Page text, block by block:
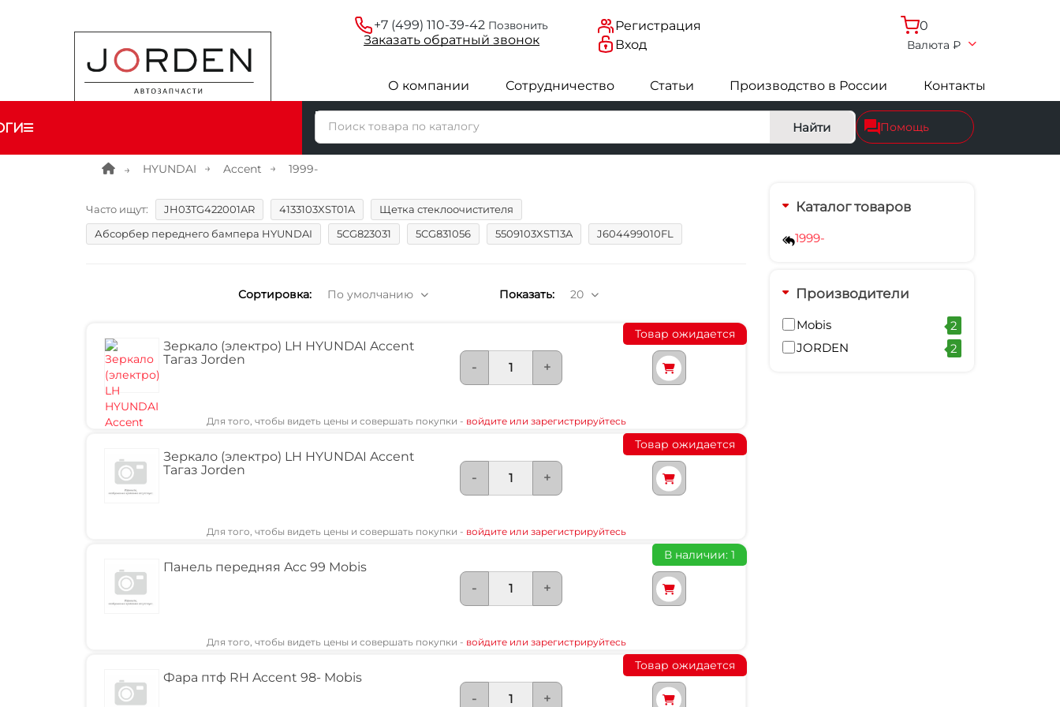
+7 (499) 110-39-42 Позвонить
Заказатьобратныйзвонок
Регистрация
Вход
0
Валюта ₽
О компании Сотрудничество Статьи Производство в России Контакты
Найти Помощь
HYUNDAI Accent 1999-
Часто ищут: JH03TG422001AR 4133103XST01A
Щетка стеклоочистителя
Абсорбер переднего бампера HYUNDAI
5CG823031 5CG831056 5509103XST13A J604499010FL
Показать:20
По умолчанию
Зеркало (электро) LH HYUNDAI Accent
Тагаз Jorden
Товар ожидается
- +
Для того, чтобы видеть цены и совершать покупки - войдите или зарегистрируйтесь
Зеркало (электро) LH HYUNDAI Accent
Тагаз Jorden
Товар ожидается
- +
Для того, чтобы видеть цены и совершать покупки - войдите или зарегистрируйтесь
Панель передняя Acc 99 Mobis
В наличии: 1
- +
Для того, чтобы видеть цены и совершать покупки - войдите или зарегистрируйтесь
Фара птф RH Accent 98- Mobis
Товар ожидается
- +
Каталог товаров
1999-
Производители
Mobis
2
JORDEN
2